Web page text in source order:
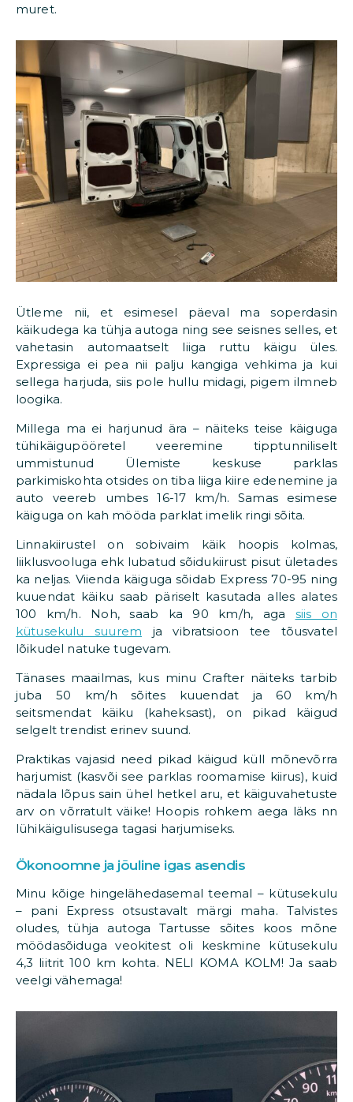
muret.
Ütleme nii, et esimesel päeval ma soperdasin
käikudega ka tühja autoga ning see seisnes selles, et
vahetasin automaatselt liiga ruttu käigu üles.
Expressiga ei pea nii palju kangiga vehkima ja kui
sellega harjuda, siis pole hullu midagi, pigem ilmneb
loogika.
Millega ma ei harjunud ära – näiteks teise käiguga
tühikäigupööretel veeremine tipptunniliselt
ummistunud Ülemiste keskuse parklas
parkimiskohta otsides on tiba liiga kiire edenemine ja
auto veereb umbes 16-17 km/h. Samas esimese
käiguga on kah mööda parklat imelik ringi sõita.
Linnakiirustel on sobivaim käik hoopis kolmas,
liiklusvooluga ehk lubatud sõidukiirust pisut ületades
ka neljas. Viienda käiguga sõidab Express 70-95 ning
kuuendat käiku saab päriselt kasutada alles alates
100 km/h. Noh, saab ka 90 km/h, aga siis on
kütusekulu suurem ja vibratsioon tee tõusvatel
lõikudel natuke tugevam.
Tänases maailmas, kus minu Crafter näiteks tarbib
juba 50 km/h sõites kuuendat ja 60 km/h
seitsmendat käiku (kaheksast), on pikad käigud
selgelt trendist erinev suund.
Praktikas vajasid need pikad käigud küll mõnevõrra
harjumist (kasvõi see parklas roomamise kiirus), kuid
nädala lõpus sain ühel hetkel aru, et käiguvahetuste
arv on võrratult väike! Hoopis rohkem aega läks nn
lühikäigulisusega tagasi harjumiseks.
Ökonoomne ja jõuline igas asendis
Minu kõige hingelähedasemal teemal – kütusekulu
– pani Express otsustavalt märgi maha. Talvistes
oludes, tühja autoga Tartusse sõites koos mõne
möödasõiduga veokitest oli keskmine kütusekulu
4,3 liitrit 100 km kohta. NELI KOMA KOLM! Ja saab
veelgi vähemaga!